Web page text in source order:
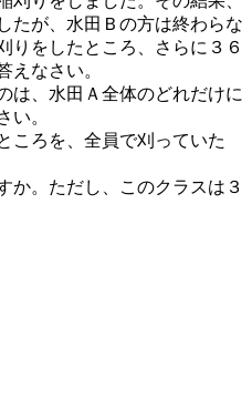
たが、水田Ｂの方は終わらな
りをしたところ、さらに３６
えなさい。
は、水田Ａ全体のどれだけに
い。
ころを、全員で刈っていた
か。ただし、このクラスは３